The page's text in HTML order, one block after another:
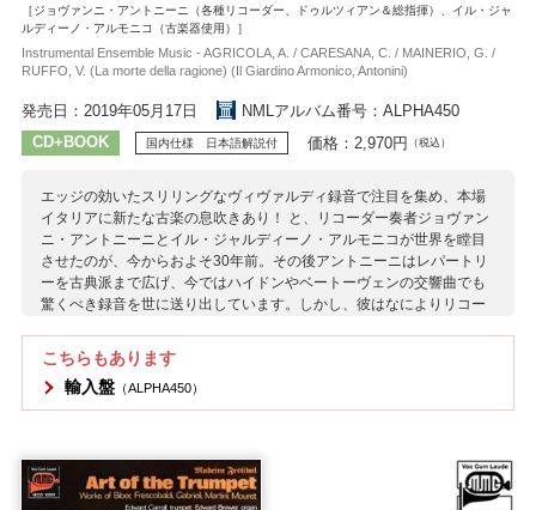
［ジョヴァンニ・アントニーニ（各種リコーダー、ドゥルツィアン＆総指揮）、イル・ジャ
ルディーノ・アルモニコ（古楽器使用）］
Instrumental Ensemble Music - AGRICOLA, A. / CARESANA, C. / MAINERIO, G. /
RUFFO, V. (La morte della ragione) (Il Giardino Armonico, Antonini)
発売日：2019年05月17日
NMLアルバム番号：ALPHA450
CD+BOOK
国内仕様 日本語解説付 価格：2,970円 （税込）
エッジの効いたスリリングなヴィヴァルディ録音で注目を集め、本場
イタリアに新たな古楽の息吹きあり！ と、リコーダー奏者ジョヴァン
ニ・アントニーニとイル・ジャルディーノ・アルモニコが世界を瞠目
させたのが、今からおよそ30年前。その後アントニーニはレパートリ
ーを古典派まで広げ、今ではハイドンやベートーヴェンの交響曲でも
驚くべき録音を世に送り出しています。しかし、彼はなによりリコー
思いがけない新録音をAlphaレーベルからリリースします。 神の秩序
と理性的調和が全てだった16世紀にも、混沌は何かと人の世を脅かし
もすれば、予測不能の奔放さが人を強く惹きつけることもありまし
た。英国からイタリアまで広範な地域にわたる音楽の実例から、アン
図版満載の解説書（国内仕様では解説部分訳と、バーゼルで音楽学を
専攻するリコーダー奏者菅沼起一氏による別途解題を封入）も見ごた
えたっぷり、選曲の妙を読み解く楽しみも尽きません。各種リコーダ
こちらもあります
輸入盤（ALPHA450）